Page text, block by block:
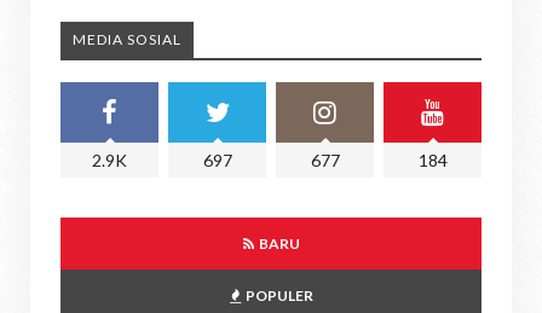
MEDIA SOSIAL
2.9K 697 677 184
BARU
POPULER